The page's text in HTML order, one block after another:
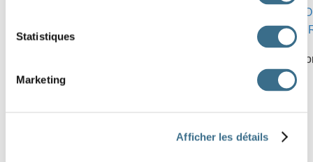
Statistiques
Marketing
Afficher les détails
ENTRER
-
You can check if your words are correctly placed by